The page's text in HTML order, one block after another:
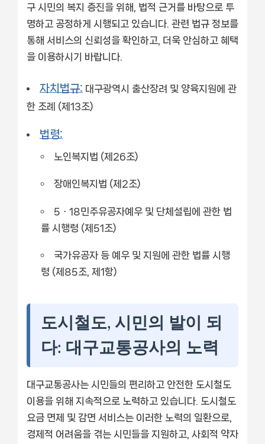
구 시민의 복지 증진을 위해, 법적 근거를 바탕으로 투
명하고 공정하게 시행되고 있습니다. 관련 법규 정보를
통해 서비스의 신뢰성을 확인하고, 더욱 안심하고 혜택
을 이용하시기 바랍니다.
자치법규: 대구광역시 출산장려 및 양육지원에 관
한 조례 (제13조)
법령:
노인복지법 (제26조)
장애인복지법 (제2조)
5ㆍ18민주유공자예우 및 단체설립에 관한 법
률 시행령 (제51조)
국가유공자 등 예우 및 지원에 관한 법률 시행
령 (제85조, 제1항)
도시철도, 시민의 발이 되
다: 대구교통공사의 노력
대구교통공사는 시민들의 편리하고 안전한 도시철도
이용을 위해 지속적으로 노력하고 있습니다. 도시철도
요금 면제 및 감면 서비스는 이러한 노력의 일환으로,
경제적 어려움을 겪는 시민들을 지원하고, 사회적 약자